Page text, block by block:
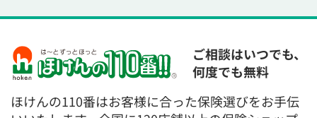
ご相談はいつでも、
何度でも無料
ほけんの110番はお客様に合った保険選びをお手伝